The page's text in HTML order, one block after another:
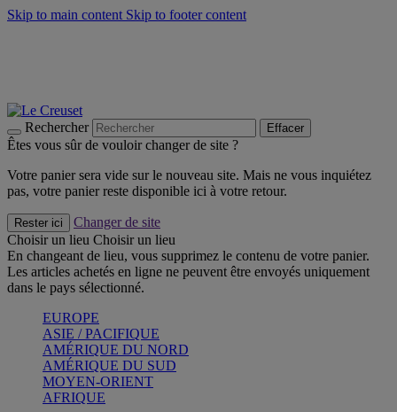
Skip to main content Skip to footer content
Rechercher Effacer
Êtes vous sûr de vouloir changer de site ?
Votre panier sera vide sur le nouveau site. Mais ne vous inquiétez
pas, votre panier reste disponible ici à votre retour.
Rester ici
Changer de site
Choisir un lieu Choisir un lieu
En changeant de lieu, vous supprimez le contenu de votre panier.
Les articles achetés en ligne ne peuvent être envoyés uniquement
dans le pays sélectionné.
EUROPE
ASIE / PACIFIQUE
AMÉRIQUE DU NORD
AMÉRIQUE DU SUD
MOYEN-ORIENT
AFRIQUE